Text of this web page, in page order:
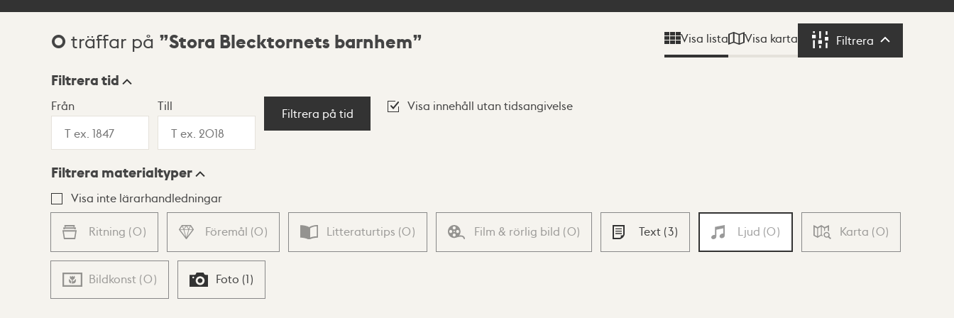
Sökresultat
0 träffar på Stora Blecktornets barnhem Visa lista Visa karta Filtrera Filtrera
Visningsläge
Lista Karta
Filtrera tid
Från Till
Filtrera på tid
Visa innehåll utan tidsangivelse
Filtrera materialtyper
Visa inte lärarhandledningar
Ritning (0) Föremål (0) Litteraturtips (0) Film & rörlig bild (0) Text (3) Ljud (0) Karta (0)
Bildkonst (0) Foto (1)